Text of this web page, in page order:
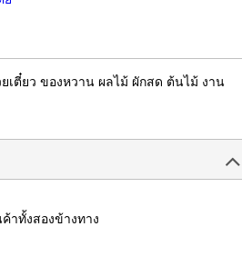
เตี๋ยว ของหวาน ผลไม้ ผักสด ต้นไม้ งาน
าทั้งสองข้างทาง